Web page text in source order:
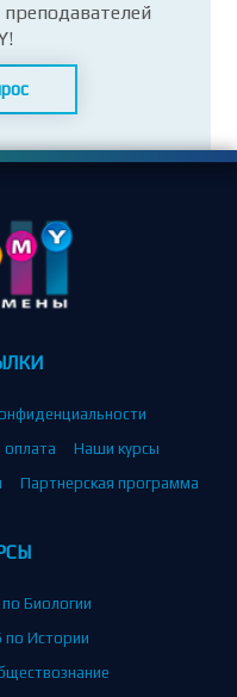
Наши курсы
Партнерская программа
Биологии
по Истории